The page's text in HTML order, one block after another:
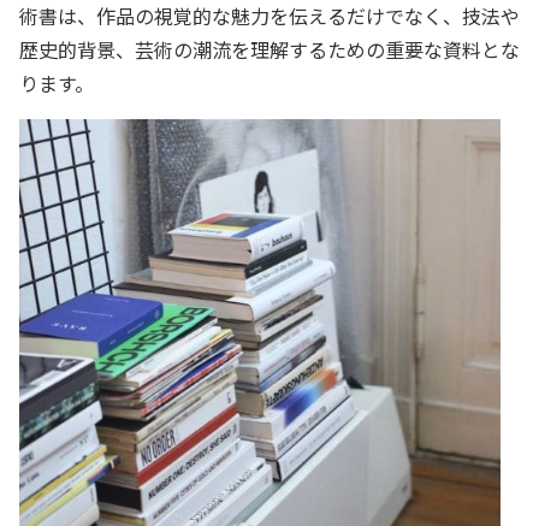
術書は、作品の視覚的な魅力を伝えるだけでなく、技法や
歴史的背景、芸術の潮流を理解するための重要な資料とな
ります。